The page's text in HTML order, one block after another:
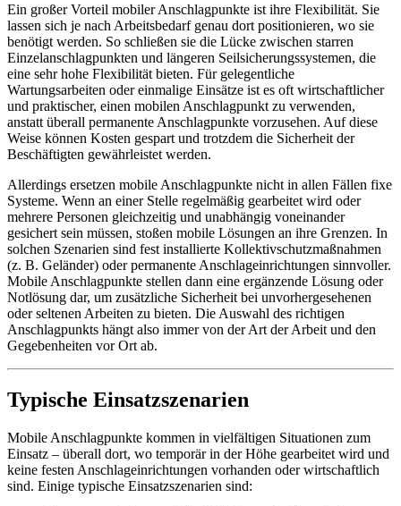
Ein großer Vorteil mobiler Anschlagpunkte ist ihre Flexibilität. Sie
lassen sich je nach Arbeitsbedarf genau dort positionieren, wo sie
benötigt werden. So schließen sie die Lücke zwischen starren
Einzelanschlagpunkten und längeren Seilsicherungssystemen, die
eine sehr hohe Flexibilität bieten. Für gelegentliche
Wartungsarbeiten oder einmalige Einsätze ist es oft wirtschaftlicher
und praktischer, einen mobilen Anschlagpunkt zu verwenden,
anstatt überall permanente Anschlagpunkte vorzusehen. Auf diese
Weise können Kosten gespart und trotzdem die Sicherheit der
Beschäftigten gewährleistet werden.
Allerdings ersetzen mobile Anschlagpunkte nicht in allen Fällen fixe
Systeme. Wenn an einer Stelle regelmäßig gearbeitet wird oder
mehrere Personen gleichzeitig und unabhängig voneinander
gesichert sein müssen, stoßen mobile Lösungen an ihre Grenzen. In
solchen Szenarien sind fest installierte Kollektivschutzmaßnahmen
(z. B. Geländer) oder permanente Anschlageinrichtungen sinnvoller.
Mobile Anschlagpunkte stellen dann eine ergänzende Lösung oder
Notlösung dar, um zusätzliche Sicherheit bei unvorhergesehenen
oder seltenen Arbeiten zu bieten. Die Auswahl des richtigen
Anschlagpunkts hängt also immer von der Art der Arbeit und den
Gegebenheiten vor Ort ab.
Typische Einsatzszenarien
Mobile Anschlagpunkte kommen in vielfältigen Situationen zum
Einsatz – überall dort, wo temporär in der Höhe gearbeitet wird und
keine festen Anschlageinrichtungen vorhanden oder wirtschaftlich
sind. Einige typische Einsatzszenarien sind: